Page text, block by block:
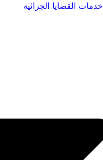
خدمات القضايا الجزائية